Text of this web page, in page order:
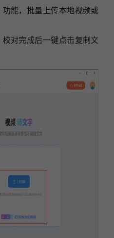
能，批量上传本地视频或
对完成后一键点击复制文